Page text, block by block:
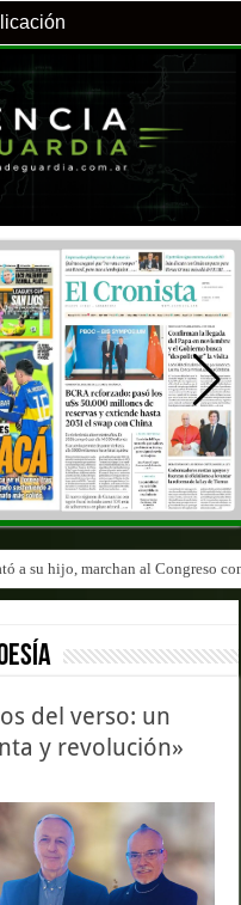
a su hijo, marchan al Congreso
del verso: un
y revolución»